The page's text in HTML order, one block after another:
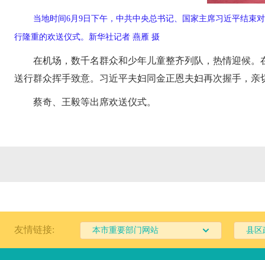
当地时间6月9日下午，中共中央总书记、国家主席习近平结束
行隆重的欢送仪式。新华社记者 燕雁 摄
在机场，数千名群众和少年儿童整齐列队，热情迎候
送行群众挥手致意。习近平夫妇同金正恩夫妇再次握手，
蔡奇、王毅等出席欢送仪式。
友情链接: 本市重要部门网站 县区